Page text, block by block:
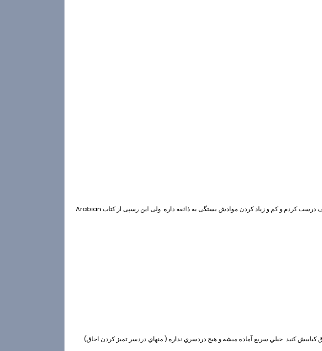
این غذا رو من با رسپیهای مختلف درست کردم و کم و زیاد کردن موادش بستگی به ذائقه داره. ولی این رسپی از کتاب Arabian
كبابيش كنيد. خيلي سريع آماده ميشه و هيچ دردسري نداره ( منهاي دردسر تميز كردن اجاق)